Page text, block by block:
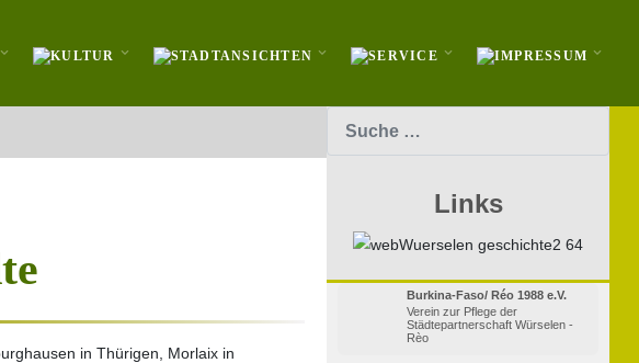
Links
Burkina-Faso/ Réo 1988 e.V.
Verein zur Pflege der
Städtepartnerschaft Würselen -
Rèo
in Thürigen, Morlaix in